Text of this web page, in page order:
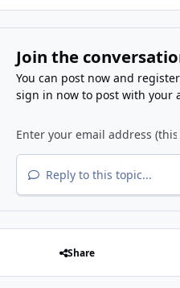
Join the
You can post now and
sign in nowto post with your
Reply to this topic...
Share